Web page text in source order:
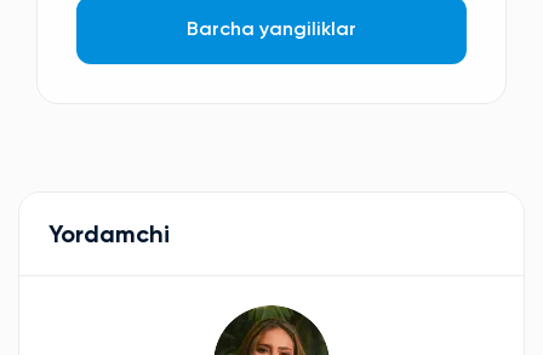
Barcha yangiliklar
Yordamchi